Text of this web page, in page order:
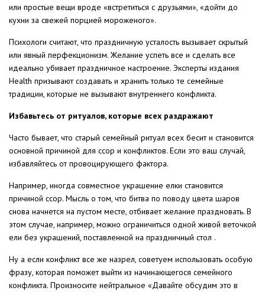
или простые вещи вроде «встретиться с друзьями», «дойти до
кухни за свежей порцией мороженого».
Психологи считают, что праздничную усталость вызывает скрытый
или явный перфекционизм. Желание успеть все и сделать все
идеально убивает праздничное настроение. Эксперты издания
Health призывают создавать и хранить только те семейные
традиции, которые не вызывают внутреннего конфликта.
Избавьтесь от ритуалов, которые всех раздражают
Часто бывает, что старый семейный ритуал всех бесит и становится
основной причиной для ссор и конфликтов. Если это ваш случай,
избавляйтесь от провоцирующего фактора.
Например, иногда совместное украшение елки становится
причиной ссор. Мысль о том, что битва по поводу цвета шаров
снова начнется на пустом месте, отбивает желание праздновать. В
этом случае, например, можно ограничиться одной живой веточкой
ели без украшений, поставленной на праздничный стол .
Ну а если конфликт все же назрел, советуем использовать особую
фразу, которая поможет выйти из начинающегося семейного
конфликта. Произносите нейтральное «Давайте обсудим это в